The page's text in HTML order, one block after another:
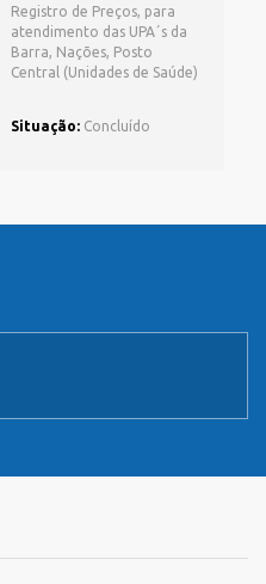
Registro de Preços, para
atendimento das UPA´s da
Barra, Nações, Posto
Central (Unidades de Saúde)
Situação: Concluído